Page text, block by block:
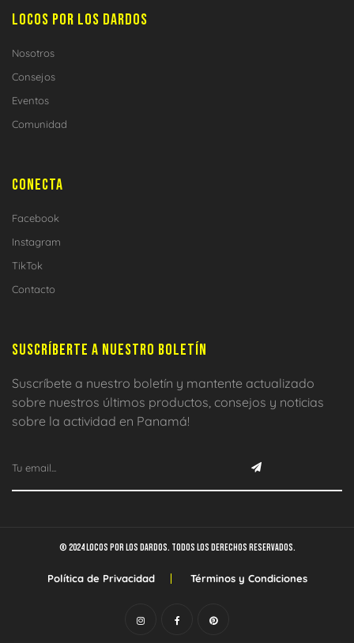
LOCOS POR LOS DARDOS
Nosotros
Consejos
Eventos
Comunidad
CONECTA
Facebook
Instagram
TikTok
Contacto
SUSCRÍBERTE A NUESTRO BOLETÍN
Suscríbete a nuestro boletín y mantente actualizado
sobre nuestros últimos productos, consejos y noticias
sobre la actividad en Panamá!
© 2024 Locos por los dardos. Todos los derechos reservados.
Política de Privacidad Términos y Condiciones